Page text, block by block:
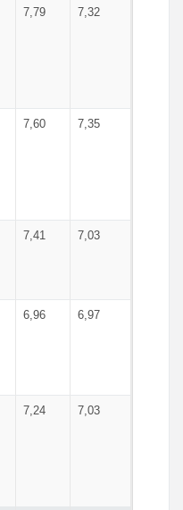
7,79 7,32
7,60 7,35
7,41 7,03
6,96 6,97
7,24 7,03